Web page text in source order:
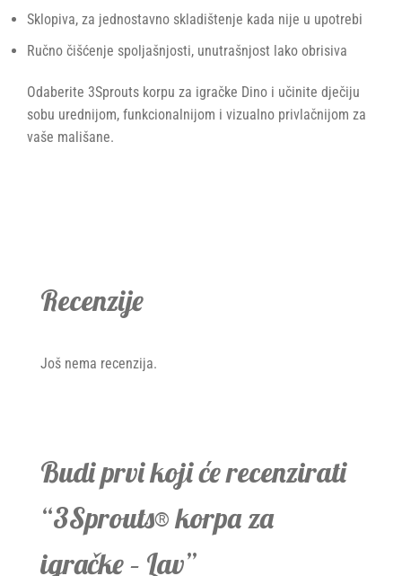
Sklopiva, za jednostavno skladištenje kada nije u upotrebi
Ručno čišćenje spoljašnjosti, unutrašnjost lako obrisiva
Odaberite 3Sprouts korpu za igračke Dino i učinite dječiju
sobu urednijom, funkcionalnijom i vizualno privlačnijom za
vaše mališane.
Recenzije
Još nema recenzija.
Budi prvi koji će recenzirati
“3Sprouts® korpa za
igračke – Lav”